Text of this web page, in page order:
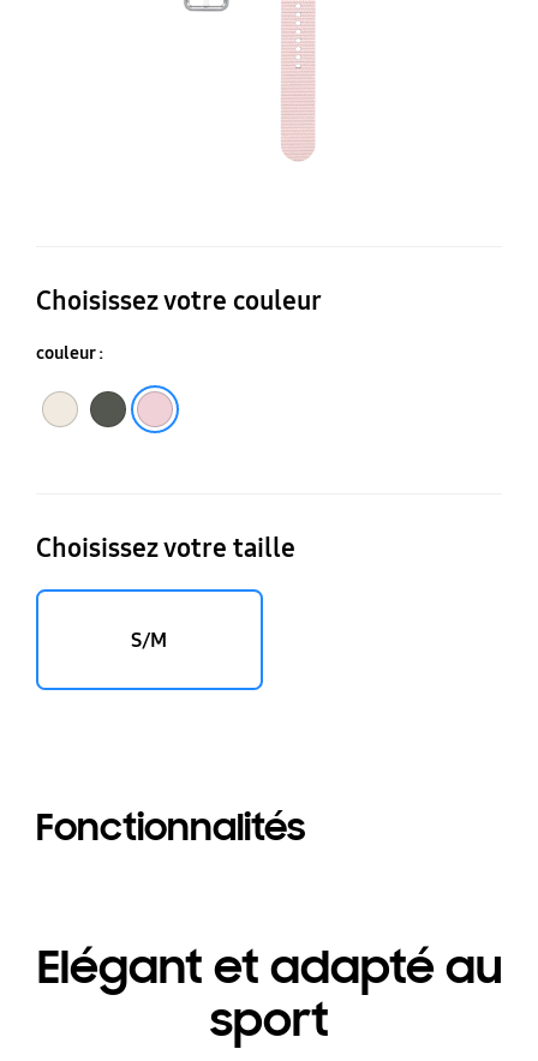
Choisissez votre couleur
couleur :
Choisissez votre taille
S/M
Fonctionnalités
Elégant et adapté au
sport